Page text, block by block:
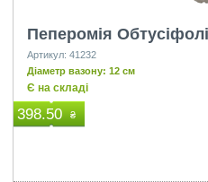
Пеперомія
Артикул: 41232
Діаметр вазону: 12 см
Є на складі
398.50 ₴